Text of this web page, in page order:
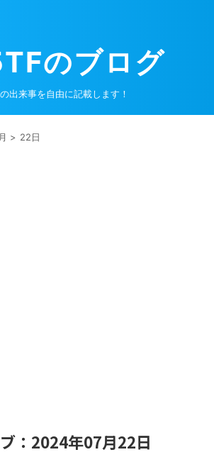
のブログ
出来事を自由に記載します！
> 22日
：2024年07月22日